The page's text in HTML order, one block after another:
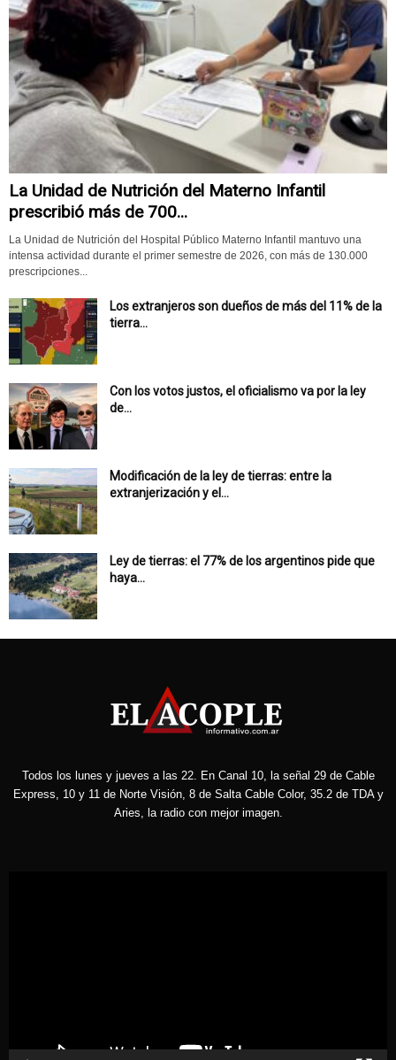
La Unidad de Nutrición del Materno Infantil
prescribió más de 700...
La Unidad de Nutrición del Hospital Público Materno Infantil mantuvo una
intensa actividad durante el primer semestre de 2026, con más de 130.000
prescripciones...
Los extranjeros son dueños de más del 11% de la
tierra...
Con los votos justos, el oficialismo va por la ley
de...
Modificación de la ley de tierras: entre la
extranjerización y el...
Ley de tierras: el 77% de los argentinos pide que
haya...
Todos los lunes y jueves a las 22. En Canal 10, la señal 29 de Cable
Express, 10 y 11 de Norte Visión, 8 de Salta Cable Color, 35.2 de TDA y
Aries, la radio con mejor imagen.